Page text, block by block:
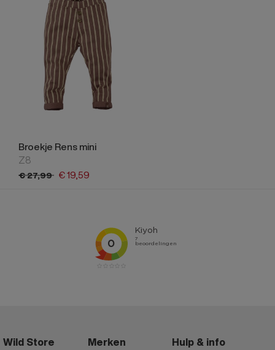
Broekje Rens mini
Z8
€27,99 €19,59
Wild Store Merken Hulp & info